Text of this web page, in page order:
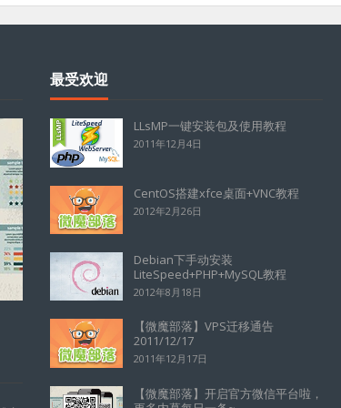
最受欢迎
LLsMP一键安装包及使用教程
2011年12月4日
CentOS搭建xfce桌面+VNC教程
2012年2月26日
Debian下手动安装
LiteSpeed+PHP+MySQL教程
2012年8月18日
【微魔部落】VPS迁移通告
2011/12/17
2011年12月17日
【微魔部落】开启官方微信平台啦，